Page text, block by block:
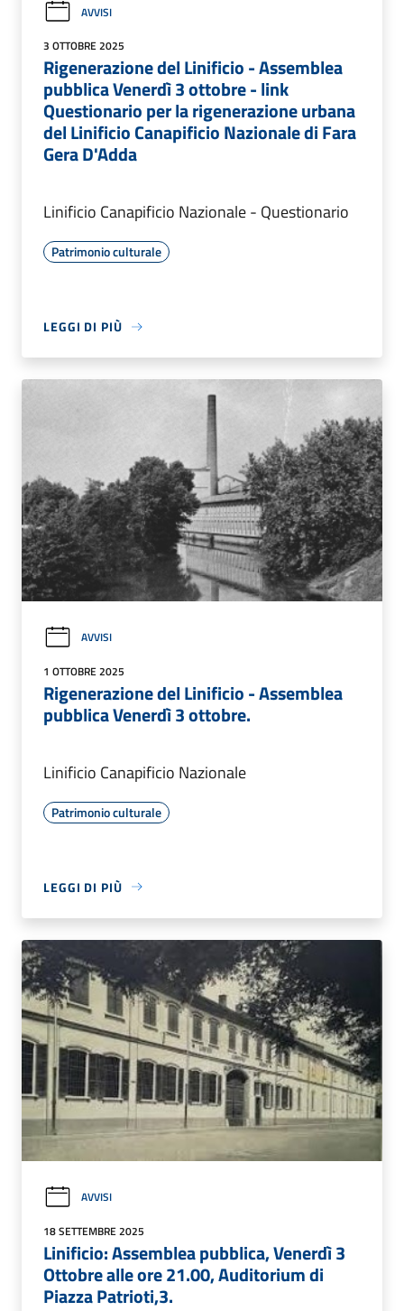
AVVISI
3 OTTOBRE 2025
Rigenerazione del Linificio - Assemblea
pubblica Venerdì 3 ottobre - link
Questionario per la rigenerazione urbana
del Linificio Canapificio Nazionale di Fara
Gera D'Adda
Linificio Canapificio Nazionale - Questionario
Patrimonio culturale
LEGGI DI PIÙ
AVVISI
1 OTTOBRE 2025
Rigenerazione del Linificio - Assemblea
pubblica Venerdì 3 ottobre.
Linificio Canapificio Nazionale
Patrimonio culturale
LEGGI DI PIÙ
AVVISI
18 SETTEMBRE 2025
Linificio: Assemblea pubblica, Venerdì 3
Ottobre alle ore 21.00, Auditorium di
Piazza Patrioti,3.